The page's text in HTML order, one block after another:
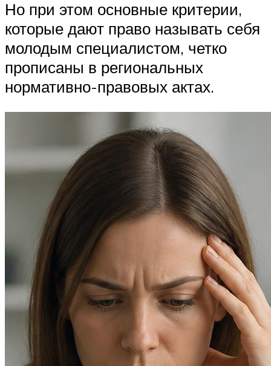
Но при этом основные критерии,
которые дают право называть себя
молодым специалистом, четко
прописаны в региональных
нормативно-правовых актах.